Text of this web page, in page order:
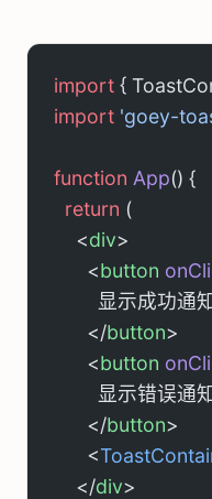
import {
import 'goey-
function App() {
  return
(
    <
div>
      <
button
        显示成功通知
      </
button>
      <
button
        显示错误通知
      </
button>
      <
    </
div>